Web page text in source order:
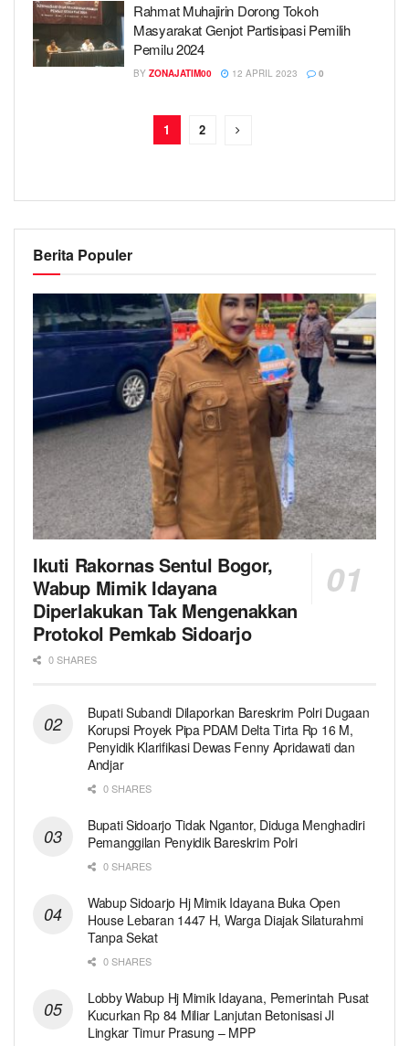
Rahmat Muhajirin Dorong Tokoh
Masyarakat Genjot Partisipasi Pemilih
Pemilu 2024
BY ZONAJATIM00 12 APRIL 2023 0
1 2
Berita Populer
Ikuti Rakornas Sentul Bogor,
Wabup Mimik Idayana
Diperlakukan Tak Mengenakkan
Protokol Pemkab Sidoarjo
0 SHARES
Bupati Subandi Dilaporkan Bareskrim Polri Dugaan
Korupsi Proyek Pipa PDAM Delta Tirta Rp 16 M,
Penyidik Klarifikasi Dewas Fenny Apridawati dan
Andjar
0 SHARES
Bupati Sidoarjo Tidak Ngantor, Diduga Menghadiri
Pemanggilan Penyidik Bareskrim Polri
0 SHARES
Wabup Sidoarjo Hj Mimik Idayana Buka Open
House Lebaran 1447 H, Warga Diajak Silaturahmi
Tanpa Sekat
0 SHARES
Lobby Wabup Hj Mimik Idayana, Pemerintah Pusat
Kucurkan Rp 84 Miliar Lanjutan Betonisasi Jl
Lingkar Timur Prasung – MPP